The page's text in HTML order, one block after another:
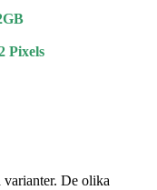
Pixels
De olika